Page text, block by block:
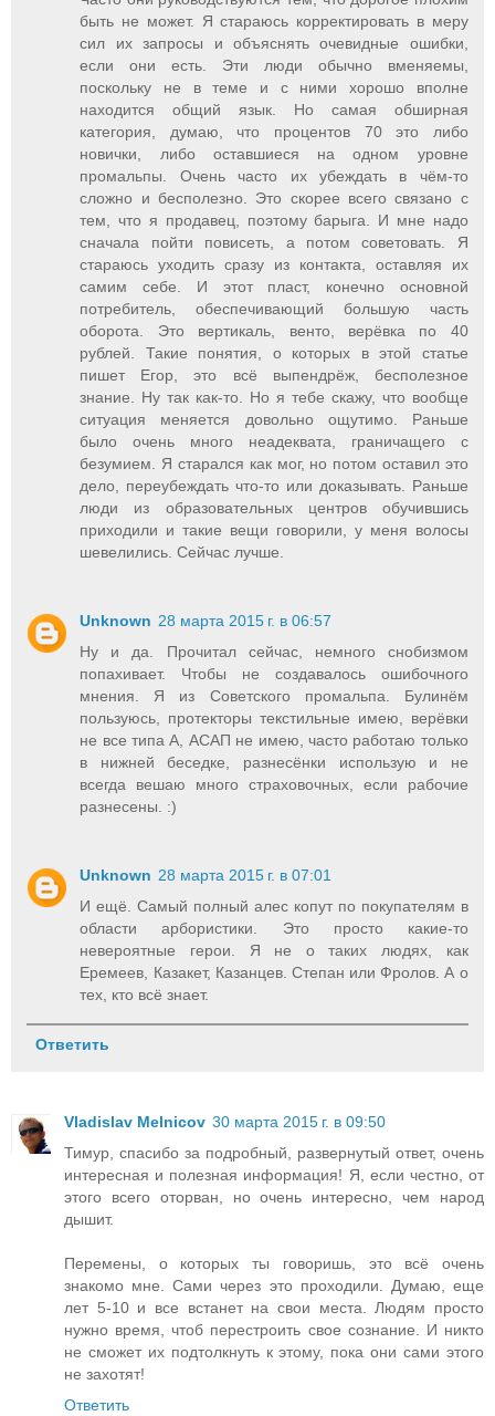
быть не может. Я стараюсь корректировать в меру
сил их запросы и объяснять очевидные ошибки,
если они есть. Эти люди обычно вменяемы,
поскольку не в теме и с ними хорошо вполне
находится общий язык. Но самая обширная
категория, думаю, что процентов 70 это либо
новички, либо оставшиеся на одном уровне
промальпы. Очень часто их убеждать в чём-то
сложно и бесполезно. Это скорее всего связано с
тем, что я продавец, поэтому барыга. И мне надо
сначала пойти повисеть, а потом советовать. Я
стараюсь уходить сразу из контакта, оставляя их
самим себе. И этот пласт, конечно основной
потребитель, обеспечивающий большую часть
оборота. Это вертикаль, венто, верёвка по 40
рублей. Такие понятия, о которых в этой статье
пишет Егор, это всё выпендрёж, бесполезное
знание. Ну так как-то. Но я тебе скажу, что вообще
ситуация меняется довольно ощутимо. Раньше
было очень много неадеквата, граничащего с
безумием. Я старался как мог, но потом оставил это
дело, переубеждать что-то или доказывать. Раньше
люди из образовательных центров обучившись
приходили и такие вещи говорили, у меня волосы
шевелились. Сейчас лучше.
Unknown 28 марта 2015 г. в 06:57
Ну и да. Прочитал сейчас, немного снобизмом
попахивает. Чтобы не создавалось ошибочного
мнения. Я из Советского промальпа. Булинём
пользуюсь, протекторы текстильные имею, верёвки
не все типа А, АСАП не имею, часто работаю только
в нижней беседке, разнесёнки использую и не
всегда вешаю много страховочных, если рабочие
разнесены. :)
Unknown 28 марта 2015 г. в 07:01
И ещё. Самый полный алес копут по покупателям в
области арбористики. Это просто какие-то
невероятные герои. Я не о таких людях, как
Еремеев, Казакет, Казанцев. Степан или Фролов. А о
тех, кто всё знает.
Ответить
Vladislav Melnicov 30 марта 2015 г. в 09:50
Тимур, спасибо за подробный, развернутый ответ, очень
интересная и полезная информация! Я, если честно, от
этого всего оторван, но очень интересно, чем народ
дышит.
Перемены, о которых ты говоришь, это всё очень
знакомо мне. Сами через это проходили. Думаю, еще
лет 5-10 и все встанет на свои места. Людям просто
нужно время, чтоб перестроить свое сознание. И никто
не сможет их подтолкнуть к этому, пока они сами этого
не захотят!
Ответить